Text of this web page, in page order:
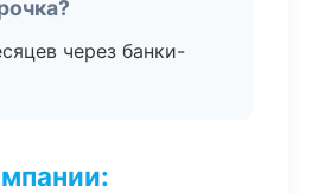
через банки-